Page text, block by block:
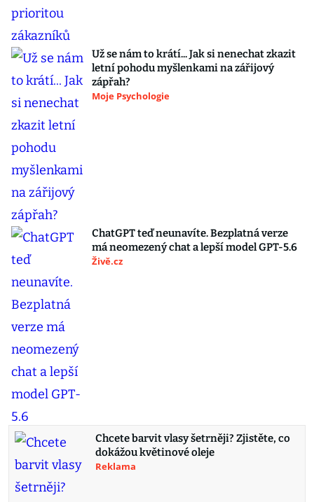
Už se nám to krátí... Jak si nenechat zkazit
letní pohodu myšlenkami na zářijový
zápřah?
Moje Psychologie
ChatGPT teď neunavíte. Bezplatná verze
má neomezený chat a lepší model GPT-5.6
Živě.cz
Chcete barvit vlasy šetrněji? Zjistěte, co
dokážou květinové oleje
Reklama